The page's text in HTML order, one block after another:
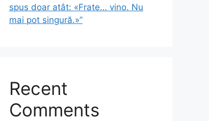
spus doar atât: «Frate… vino. Nu
mai pot singură.»”
Recent
Comments